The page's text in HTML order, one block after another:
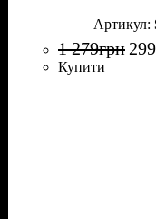
1 279грн 299
Купити